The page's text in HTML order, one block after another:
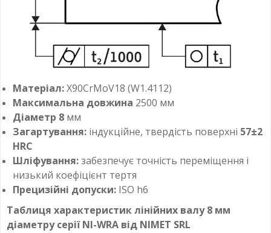
Матеріал:X90CrMoV18 (W1.4112)
Максимальна довжина 2500 мм
Діаметр 8 мм
Загартування: індукційне, твердість поверхні 57±2
HRC
Шліфування:забезпечує точність переміщення і
низький коефіцієнт тертя
Прецизійні допуски: ISO h6
Таблиця характеристик лінійних валу 8 мм
діаметру серії NI-WRA від NIMET SRL